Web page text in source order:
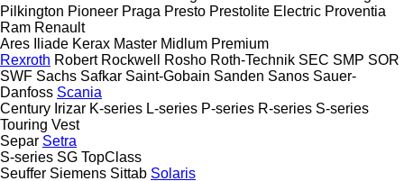
Pilkington Pioneer Praga Presto Prestolite Electric Proventia
Ram Renault
Ares
Iliade Kerax Master Midlum Premium
Rexroth Robert Rockwell Rosho Roth-Technik SEC SMP SOR
SWF Sachs Safkar Saint-Gobain Sanden Sanos Sauer-
Danfoss Scania
Century Irizar K-series L-series P-series R-series S-series
Touring Vest
Separ Setra
S-series SG TopClass
Seuffer Siemens Sittab Solaris